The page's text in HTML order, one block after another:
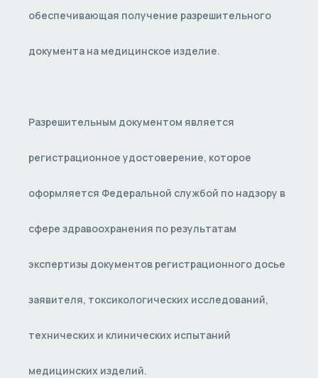
обеспечивающая получение разрешительного
документа на медицинское изделие.
Разрешительным документом является
регистрационное удостоверение, которое
оформляется Федеральной службой по надзору в
сфере здравоохранения по результатам
экспертизы документов регистрационного досье
заявителя, токсикологических исследований,
технических и клинических испытаний
медицинских изделий.